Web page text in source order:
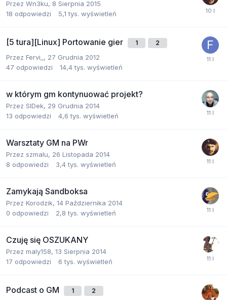
Przez Wn3ku, 8 Sierpnia 2015
18 odpowiedzi 5,1 tys. wyświetleń
[5 tura][Linux] Portowanie gier 1 2
Przez Fervi_ , 27 Grudnia 2012
47 odpowiedzi 14,4 tys. wyświetleń
w którym gm kontynuować projekt?
Przez SIDek, 29 Grudnia 2014
13 odpowiedzi 4,6 tys. wyświetleń
Warsztaty GM na PWr
Przez szmalu, 26 Listopada 2014
8 odpowiedzi 3,4 tys. wyświetleń
Zamykają Sandboksa
Przez Korodzik, 14 Października 2014
0 odpowiedzi 2,8 tys. wyświetleń
Czuję się OSZUKANY
Przez maly158, 13 Sierpnia 2014
17 odpowiedzi 6 tys. wyświetleń
Podcast o GM 1 2